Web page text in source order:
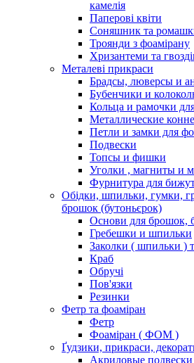
камелія
Паперові квіти
Соняшник та
Троянди з фоамірану
Хризантеми та
Металеві прикраси
Брадсы, люверсы и
Бубенчики и
Кольца и рамочки
Металлические
Петли и замки для
Подвески
Топсы и фишки
Уголки , магниты и
Фурнитура для
Обідки, шпильки, гумки,
брошок (бутоньєрок)
Основи для брошок,
Гребешки и шпильки
Заколки ( шпильки )
Краб
Обручі
Пов'язки
Резинки
Фетр та фоаміран
Фетр
Фоаміран ( ФОМ )
Ґудзики, прикраси,
Акриловые